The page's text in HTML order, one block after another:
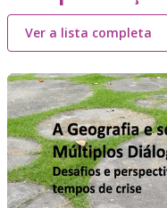
Ver a lista completa